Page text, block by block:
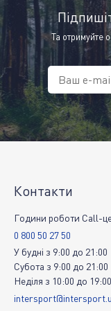
Та отримуйте
Ваш e-
Контакти
Години роботи Call-
0 800 50 27 50
У будні з 9:00 до 21:00
Субота з 9:00 до 21:00
Неділя з 10:00 до 19:00